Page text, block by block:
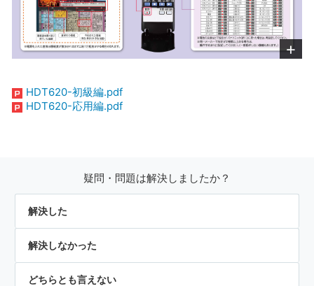
HDT620-初級編.pdf
HDT620-応用編.pdf
疑問・問題は解決しましたか？
解決した
解決しなかった
どちらとも言えない